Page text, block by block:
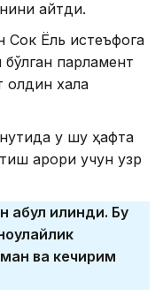
айтди.
Ёль истеъфога
парламент
халққа
у шу ҳафта
қарори учун узр
қилинди. Бу
ва кечирим